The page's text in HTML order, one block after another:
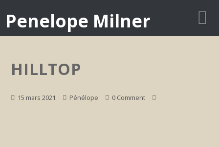
Penelope Milner
HILLTOP
15 mars 2021 Pénélope 0 Comment